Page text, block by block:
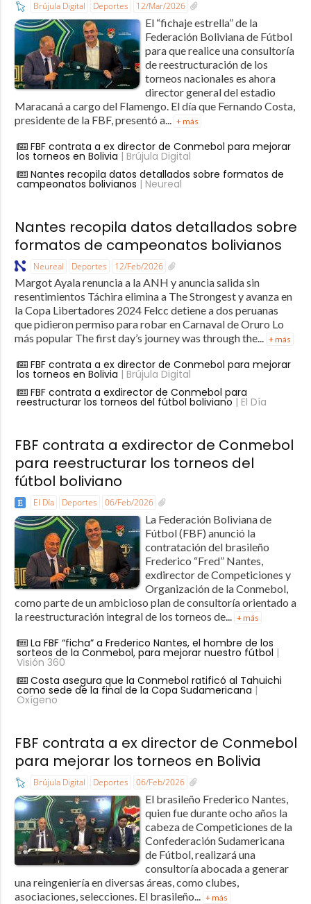
Brújula Digital Deportes 12/Mar/2026
El “fichaje estrella” de la
Federación Boliviana de Fútbol
para que realice una consultoría
de reestructuración de los
torneos nacionales es ahora
director general del estadio
Maracaná a cargo del Flamengo. El día que Fernando Costa,
presidente de la FBF, presentó a...
+ más
FBF contrata a ex director de Conmebol para mejorar
los torneos en Bolivia | Brújula Digital
Nantes recopila datos detallados sobre formatos de
campeonatos bolivianos | Neureal
Nantes recopila datos detallados sobre
formatos de campeonatos bolivianos
Neureal Deportes 12/Feb/2026
Margot Ayala renuncia a la ANH y anuncia salida sin
resentimientos Táchira elimina a The Strongest y avanza en
la Copa Libertadores 2024 Felcc detiene a dos peruanas
que pidieron permiso para robar en Carnaval de Oruro Lo
más popular The first day’s journey was through the... + más
FBF contrata a ex director de Conmebol para mejorar
los torneos en Bolivia | Brújula Digital
FBF contrata a exdirector de Conmebol para
reestructurar los torneos del fútbol boliviano | El Día
FBF contrata a exdirector de Conmebol
para reestructurar los torneos del
fútbol boliviano
El Día Deportes 06/Feb/2026
La Federación Boliviana de
Fútbol (FBF) anunció la
contratación del brasileño
Frederico “Fred” Nantes,
exdirector de Competiciones y
Organización de la Conmebol,
como parte de un ambicioso plan de consultoría orientado a
la reestructuración integral de los torneos de... + más
La FBF “ficha” a Frederico Nantes, el hombre de los
sorteos de la Conmebol, para mejorar nuestro fútbol |
Visión 360
Costa asegura que la Conmebol ratificó al Tahuichi
como sede de la final de la Copa Sudamericana |
Oxígeno
FBF contrata a ex director de Conmebol
para mejorar los torneos en Bolivia
Brújula Digital Deportes 06/Feb/2026
El brasileño Frederico Nantes,
quien fue durante ocho años la
cabeza de Competiciones de la
Confederación Sudamericana
de Fútbol, realizará una
consultoría abocada a generar
una reingeniería en diversas áreas, como clubes,
asociaciones, selecciones. El brasileño... + más